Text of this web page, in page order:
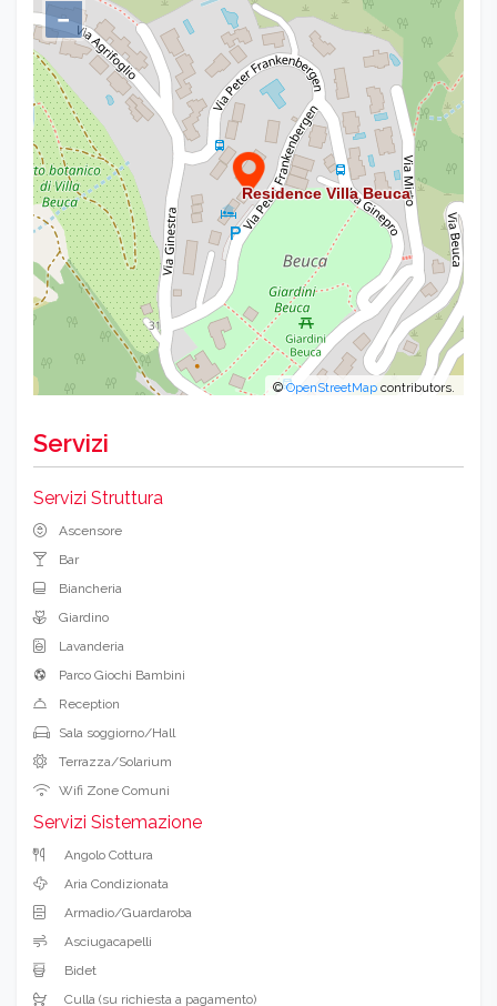
−
©OpenStreetMap contributors.
Servizi
Servizi Struttura
Ascensore
Bar
Biancheria
Giardino
Lavanderia
Parco Giochi Bambini
Reception
Sala soggiorno/Hall
Terrazza/Solarium
Wifi Zone Comuni
Servizi Sistemazione
Angolo Cottura
Aria Condizionata
Armadio/Guardaroba
Asciugacapelli
Bidet
Culla (su richiesta a pagamento)